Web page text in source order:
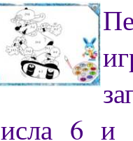
6 и